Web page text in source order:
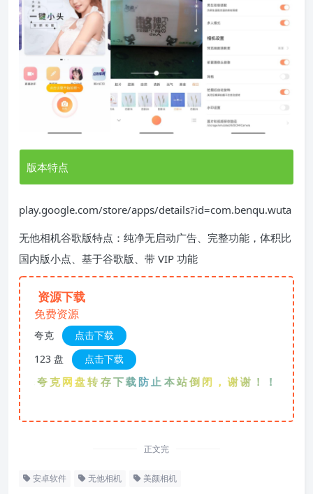
版本特点
play.google.com/store/apps/details?id=com.benqu.wuta
无他相机谷歌版特点：纯净无启动广告、完整功能，体积比
国内版小点、基于谷歌版、带 VIP 功能
资源下载
免费资源
夸克
点击下载
123 盘
点击下载
夸克网盘转存下载防止本站倒闭，谢谢！！！
正文完
安卓软件 无他相机 美颜相机